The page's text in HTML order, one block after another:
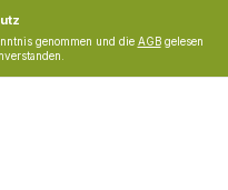
genommen und die AGBgelesen